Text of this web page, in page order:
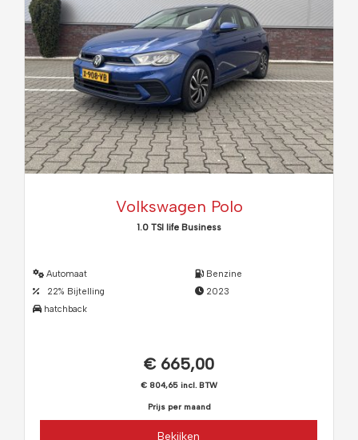
Volkswagen Polo
1.0 TSI life Business
Automaat
22% Bijtelling
hatchback
Benzine
2023
€ 665,00
€ 804,65 incl. BTW
Prijs per maand
Bekijken